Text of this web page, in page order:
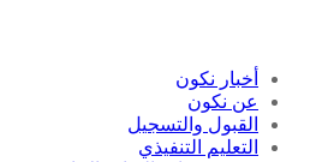
أخبار نكون
عن نكون
القبول والتسجيل
التعليم التنفيذي